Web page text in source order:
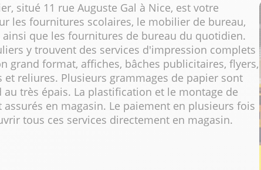
situé 11 rue Auguste Gal à Nice, est votre
les fournitures scolaires, le mobilier de bureau,
que les fournitures de bureau du quotidien.
y trouvent des services d'impression complets
grand format, affiches, bâches publicitaires, flyers,
et reliures. Plusieurs grammages de papier sont
très épais. La plastification et le montage de
en magasin. Le paiement en plusieurs fois
tous ces services directement en magasin.